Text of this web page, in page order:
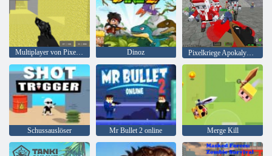
Multiplayer von Pixel Combat Dinoz Pixelkriege Apokalypse Zombie
Schussauslöser Mr Bullet 2 online Merge Kill